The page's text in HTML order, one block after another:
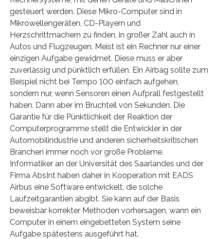
gesteuert werden. Diese Mikro-Computer sind in
Mikrowellengeräten, CD-Playern und
Herzschrittmachern zu finden, in großer Zahl auch in
Autos und Flugzeugen. Meist ist ein Rechner nur einer
einzigen Aufgabe gewidmet. Diese muss er aber
zuverlässig und pünktlich erfüllen. Ein Airbag sollte zum
Beispiel nicht bei Tempo 100 einfach aufgehen,
sondern nur, wenn Sensoren einen Aufprall festgestellt
haben. Dann aber im Bruchteil von Sekunden. Die
Garantie für die Pünktlichkeit der Reaktion der
Computerprogramme stellt die Entwickler in der
Automobilindustrie und anderen sicherheitskritischen
Branchen immer noch vor große Probleme.
Informatiker an der Universität des Saarlandes und der
Firma AbsInt haben daher in Kooperation mit EADS
Airbus eine Software entwickelt, die solche
Laufzeitgarantien abgibt. Sie kann auf der Basis
beweisbar korrekter Methoden vorhersagen, wann ein
Computer in einem eingebetteten System seine
Aufgabe spätestens ausgeführt hat.